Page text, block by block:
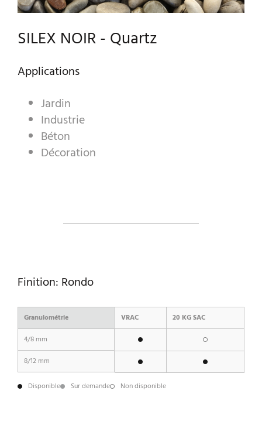
CONTACT
GRANULATS DÉCORATIFS
PRODUITS INDUSTRIELS
SILEX NOIR - Quartz
Applications
Jardin
Industrie
Béton
Décoration
Finition: Rondo
Granulométrie VRAC
20 KG SAC
4/8 mm
8/12 mm
Disponible Sur demande Non disponible